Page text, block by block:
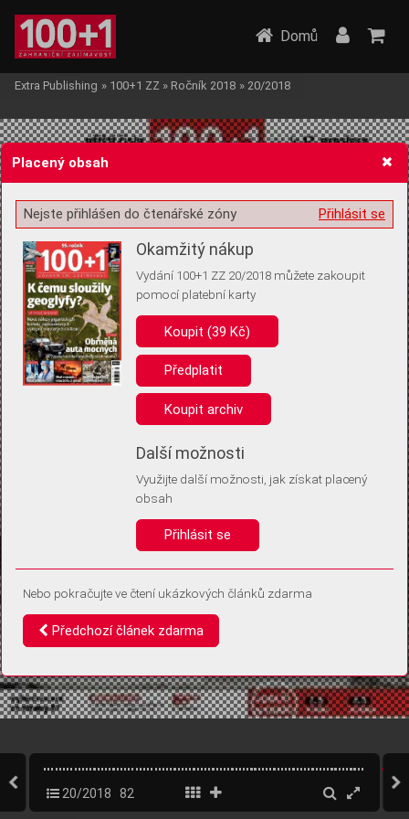
Žádost o souhlas s ukládáním volitelných informací
Pro základní fungování webu nepotřebujeme ukládat žádné informace
(tzv. cookies apod.). Rádi bychom vás ale požádali o souhlas s
uložením volitelných informací:
Anonymní unikátní ID
Díky němu příště poznáme, že se jedná o stejné zařízení, a
Identifikátor je zcela anonymní.
Vaše souhlasy a odmítnutí si ukládáme do vašeho zařízení, abychom se
vás už příště znovu neptali. Můžete je kdykoli později upravit ve Správě
Domů
Extra Publishing » 100+1 ZZ » Ročník 2018 » 20/2018
20/2018 82
Placený obsah
Přihlásit se
Nejste přihlášen do čtenářské zóny
Okamžitý nákup
Vydání 100+1 ZZ 20/2018 můžete zakoupit
pomocí platební karty
Koupit (39 Kč)
Předplatit
Koupit archiv
Další možnosti
Využijte další možnosti, jak získat placený
obsah
Přihlásit se
Nebo pokračujte ve čtení ukázkových článků zdarma
Předchozí článek zdarma